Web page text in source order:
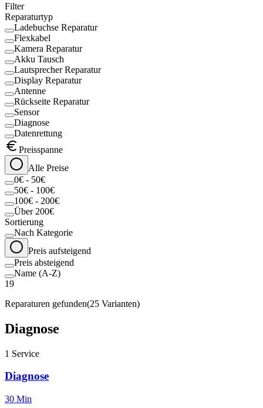
Filter
Reparaturtyp
Ladebuchse Reparatur
Flexkabel
Kamera Reparatur
Akku Tausch
Lautsprecher Reparatur
Display Reparatur
Antenne
Rückseite Reparatur
Sensor
Diagnose
Datenrettung
Preisspanne
Alle Preise
0€ - 50€
50€ - 100€
100€ - 200€
Über 200€
Sortierung
Nach Kategorie
Preis aufsteigend
Preis absteigend
Name (A-Z)
19
Reparaturen gefunden(25 Varianten)
Diagnose
1 Service
Diagnose
30 Min